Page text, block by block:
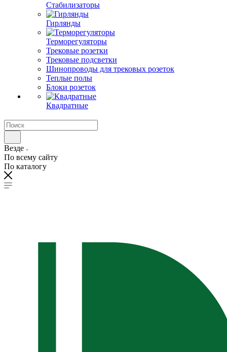
Стабилизаторы
Гирлянды
Терморегуляторы
Трековые розетки
Трековые подсветки
Шинопроводы для трековых розеток
Теплые полы
Блоки розеток
Квадратные
Везде
По всему сайту
По каталогу